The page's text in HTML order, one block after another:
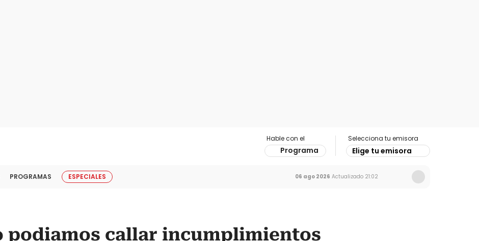
Hable con el
Programa
Selecciona tu emisora
Elige tu emisora
PROGRAMAS ESPECIALES 06 ago 2026 Actualizado 21:02
podiamos callar incumplimientos